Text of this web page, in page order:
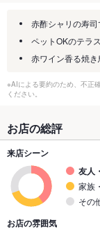
赤酢シャリの寿司
ペットOKのテラ
赤ワイン香る焼き
※AIによる要約のため、不正
ください。
お店の総評
来店シーン
友人
家族
その
お店の雰囲気